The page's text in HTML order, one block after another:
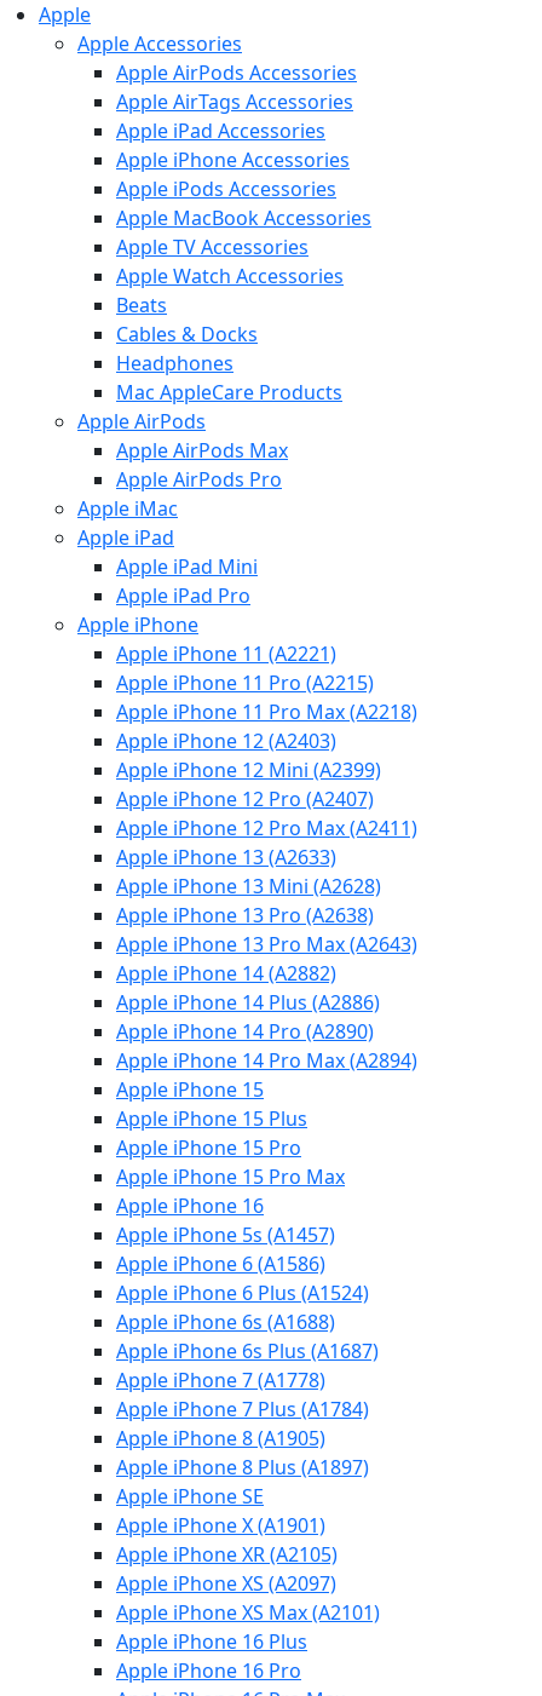
Apple
Apple Accessories
Apple AirPods Accessories
Apple AirTags Accessories
Apple iPad Accessories
Apple iPhone Accessories
Apple iPods Accessories
Apple MacBook Accessories
Apple TV Accessories
Apple Watch Accessories
Beats
Cables & Docks
Headphones
Mac AppleCare Products
Apple AirPods
Apple AirPods Max
Apple AirPods Pro
Apple iMac
Apple iPad
Apple iPad Mini
Apple iPad Pro
Apple iPhone
Apple iPhone 11 (A2221)
Apple iPhone 11 Pro (A2215)
Apple iPhone 11 Pro Max (A2218)
Apple iPhone 12 (A2403)
Apple iPhone 12 Mini (A2399)
Apple iPhone 12 Pro (A2407)
Apple iPhone 12 Pro Max (A2411)
Apple iPhone 13 (A2633)
Apple iPhone 13 Mini (A2628)
Apple iPhone 13 Pro (A2638)
Apple iPhone 13 Pro Max (A2643)
Apple iPhone 14 (A2882)
Apple iPhone 14 Plus (A2886)
Apple iPhone 14 Pro (A2890)
Apple iPhone 14 Pro Max (A2894)
Apple iPhone 15
Apple iPhone 15 Plus
Apple iPhone 15 Pro
Apple iPhone 15 Pro Max
Apple iPhone 16
Apple iPhone 5s (A1457)
Apple iPhone 6 (A1586)
Apple iPhone 6 Plus (A1524)
Apple iPhone 6s (A1688)
Apple iPhone 6s Plus (A1687)
Apple iPhone 7 (A1778)
Apple iPhone 7 Plus (A1784)
Apple iPhone 8 (A1905)
Apple iPhone 8 Plus (A1897)
Apple iPhone SE
Apple iPhone X (A1901)
Apple iPhone XR (A2105)
Apple iPhone XS (A2097)
Apple iPhone XS Max (A2101)
Apple iPhone 16 Plus
Apple iPhone 16 Pro